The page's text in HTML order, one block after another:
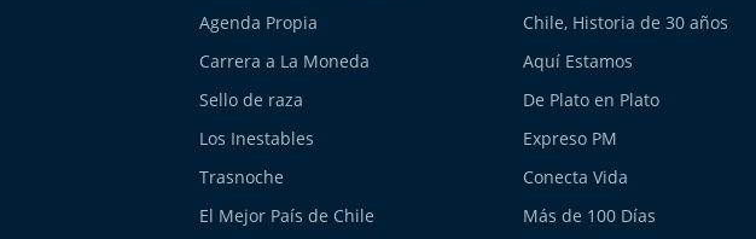
Agenda Propia
Chile, Historia de 30 años
Carrera a La Moneda
Aquí Estamos
Sello de raza
De Plato en Plato
Los Inestables
Expreso PM
Trasnoche
Conecta Vida
El Mejor País de Chile
Más de 100 Días